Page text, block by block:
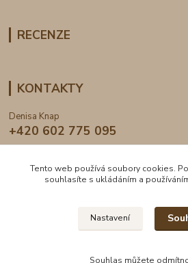
RECENZE
KONTAKTY
Denisa Knap
+420 602 775 095
2024 © DogDen.cz, všechna
Tento web používá soubory cookies.
souhlasíte s ukládáním a
Nastavení
Souhlas můžete